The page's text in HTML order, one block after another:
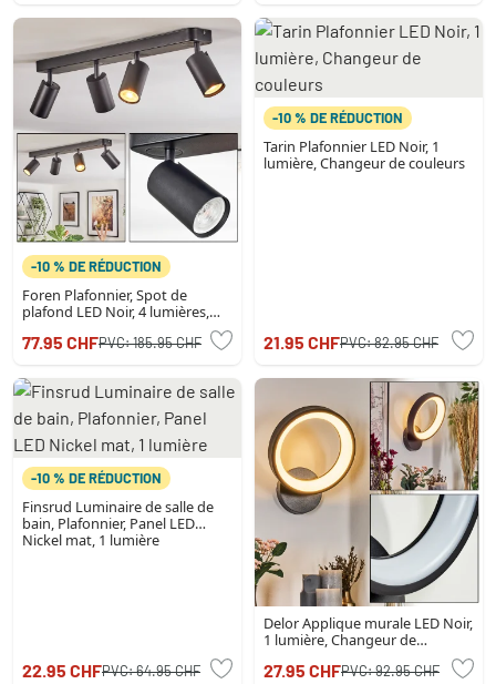
-10 % DE RÉDUCTION
Foren Plafonnier, Spot de
plafond LED Noir, 4 lumières,
77.95 CHFPVC:185.95 CHF
-10 % DE RÉDUCTION
Tarin Plafonnier LED Noir, 1
lumière, Changeur de couleurs
21.95 CHFPVC:82.95 CHF
-10 % DE RÉDUCTION
Finsrud Luminaire de salle de
bain, Plafonnier, Panel LED
Nickel mat, 1 lumière
22.95 CHFPVC:64.95 CHF
Delor Applique murale LED Noir,
1 lumière, Changeur de
27.95 CHFPVC:92.95 CHF